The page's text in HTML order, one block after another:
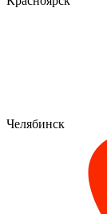
Челябинск